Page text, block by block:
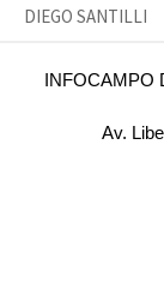
DIEGO SANTILLI
INFOCAMPO
Av.